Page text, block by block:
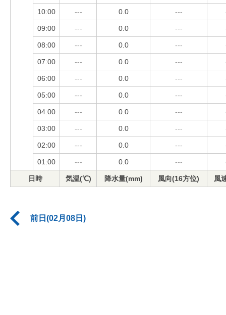
10:00 --- 0.0 ---
09:00 --- 0.0 ---
08:00 --- 0.0 ---
07:00 --- 0.0 ---
06:00 --- 0.0 ---
05:00 --- 0.0 ---
04:00 --- 0.0 ---
03:00 --- 0.0 ---
02:00 --- 0.0 ---
01:00 --- 0.0 ---
日時 気温(℃) 降水量(mm) 風向(16方位) 風
前日(02月08日)